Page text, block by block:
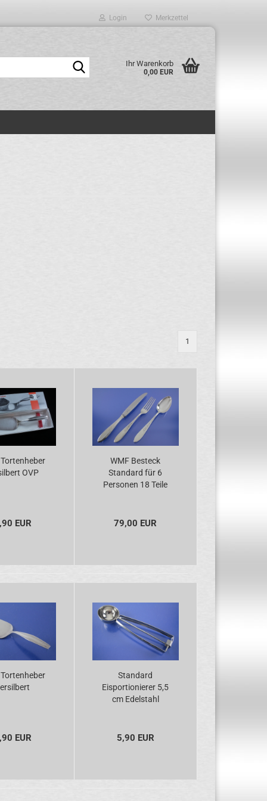
Login Merkzettel
Ihr Warenkorb
0,00 EUR
1
OVP
EUR
WMF Besteck
Standard für 6
Personen 18 Teile
79,00 EUR
EUR
Standard
Eisportionierer 5,5
cm Edelstahl
5,90 EUR